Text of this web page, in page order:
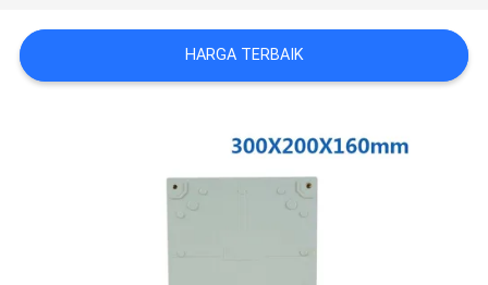
SITEMAP
HARGA TERBAIK